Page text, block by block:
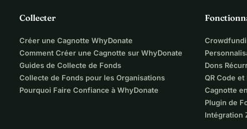
Collecter
Créer une Cagnotte WhyDonate
Comment Créer une Cagnotte sur WhyDonate
Guides de Collecte de Fonds
Collecte de Fonds pour les Organisations
Pourquoi Faire Confiance à WhyDonate
Dons
QR Code
Cagnotte
Plugin de
Intégration